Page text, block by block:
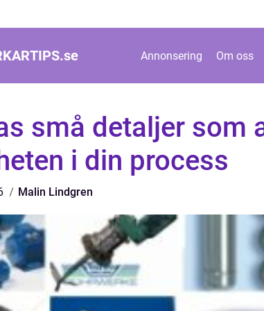
se Annonsering Om oss
små detaljer som
i din process
Malin Lindgren